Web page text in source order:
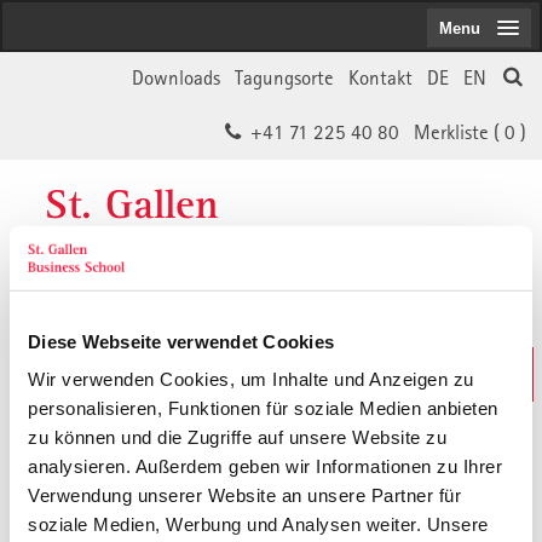
Diese Webseite verwendet Cookies
Wir verwenden Cookies, um Inhalte und Anzeigen zu
personalisieren, Funktionen für soziale Medien anbieten
zu können und die Zugriffe auf unsere Website zu
analysieren. Außerdem geben wir Informationen zu Ihrer
Verwendung unserer Website an unsere Partner für
soziale Medien, Werbung und Analysen weiter. Unsere
EN
DE
Kontakt
Tagungsorte
Downloads
Merkliste ( 0 )
+41 71 225 40 80
St. Gallen
Business School
Weiterbildungs-Suche
In 30 Sekunden das Passende finden
Menu
Der von Ihnen gesuchte Inhalt ist